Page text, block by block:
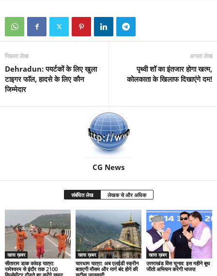
पिछला लेख
Dehradun: पयर्टकों के लिए खुला
टाइगर फाॅल, हादसे के लिए काैन
जिम्मेदार
अगला लेख
पृथ्वी शॉ का इंतजार होगा खत्म,
कोलकाता के खिलाफ दिखाएंगे दम!
CG News
संबंधित लेख लेखक से और अधिक
खास ख़बर
सीताराम डाक कांवड़ यात्रा:
रामेश्वरम से इंदौर तक 2100
खास ख़बर
चारधाम यात्रा: अब एलईडी स्क्रीन
बताएगी मौसम और मार्ग बंद होने की
खास ख़बर
उत्तराखंड विस चुनाव: इस महीने बूथ
जीतो अभियान करेगी भाजपा